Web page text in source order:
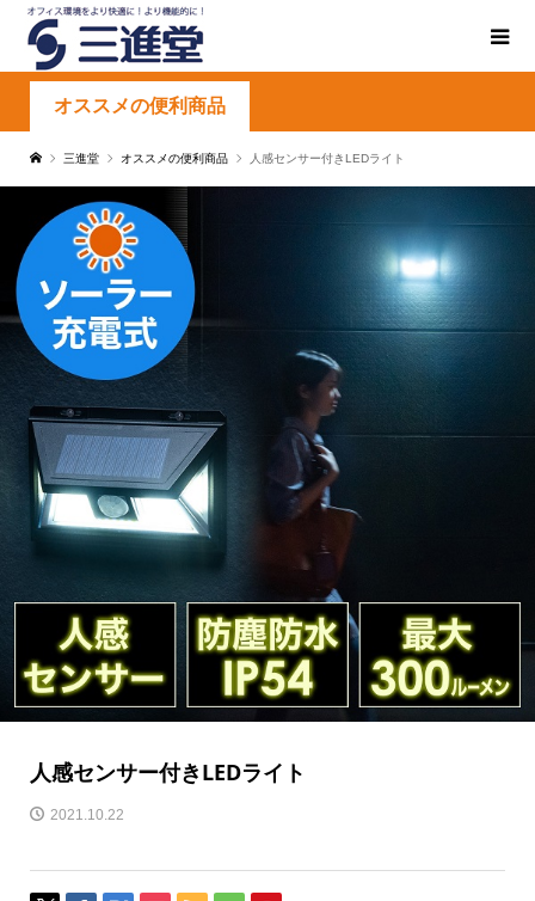
オススメの便利商品
三進堂 オススメの便利商品 人感センサー付きLEDライト
人感センサー付きLEDライト
2021.10.22